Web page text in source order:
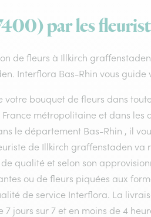
par les
de fleurs à Illkirch
Interflora Bas-Rhin vous
bouquet de fleurs dans
métropolitaine et dans
le département Bas-Rhin , il
de Illkirch graffenstaden
qualité et selon son
ou de fleurs piquées aux
de service Interflora. La
jours sur 7 et en moins de 4